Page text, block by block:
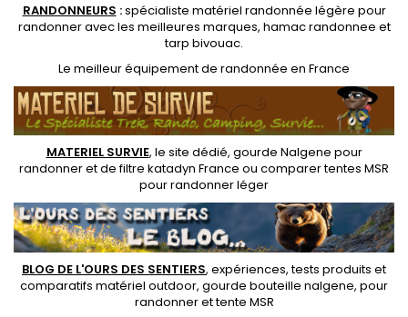
RANDONNEURS :spécialiste matériel randonnée légère pour
randonner avec les meilleures marques, hamac randonnee et
tarp bivouac.
Le meilleur équipement de randonnée en France
MATERIEL SURVIE, le site dédié, gourde Nalgene pour
randonneret defiltre katadyn France ou comparer tentes MSR
pour randonner léger
BLOG DE L'OURS DES SENTIERS, expériences, tests produits et
comparatifs matériel outdoor, gourde bouteille nalgene, pour
randonner ettente MSR